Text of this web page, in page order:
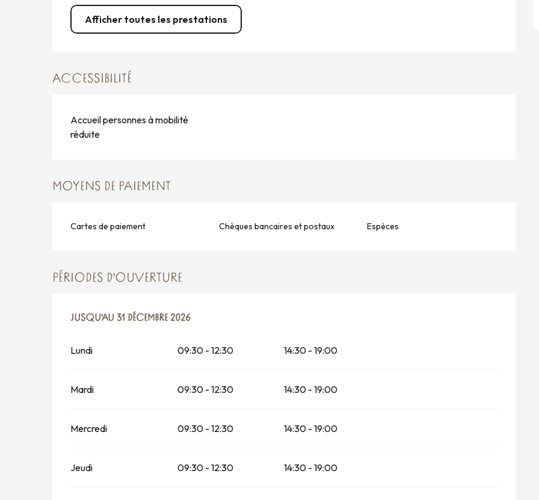
Afficher toutes les prestations
ACCESSIBILITÉ
Accueil personnes à mobilité
réduite
MOYENS DE PAIEMENT
Cartes de paiement Chèques bancaires et postaux Espèces
PÉRIODES D'OUVERTURE
DU2 JANVIER 2026AU31 DÉCEMBRE 2026
JUSQU'AU 31 DÉCEMBRE 2026
Lundi 09:30 - 12:30 14:30 - 19:00
Mardi 09:30 - 12:30 14:30 - 19:00
Mercredi 09:30 - 12:30 14:30 - 19:00
Jeudi 09:30 - 12:30 14:30 - 19:00